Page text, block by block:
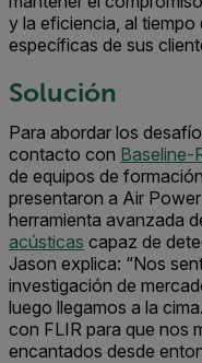
y la eficiencia, al
específicas de sus
Solución
Para abordar los
contacto con Baseline-
de equipos de
presentaron a Air
herramienta avanzada
acústicas capaz de
Jason explica: “Nos
investigación de
luego llegamos a la
con FLIR para que nos
encantados desde